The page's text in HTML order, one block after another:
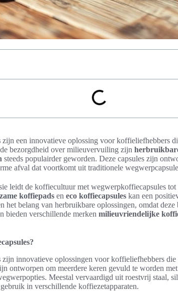
zijn een innovatieve oplossing voor koffieliefhebbers
bezorgdheid over milieuvervuiling zijn
steeds populairder geworden. Deze capsules zijn
afval dat voortkomt uit traditionele
leidt de koffiecultuur met wegwerpkoffiecapsules
koffiepads en eco koffiecapsules kan een
het belang van herbruikbare oplossingen, omdat deze
bieden verschillende merken milieuvriendelijke
zijn innovatieve oplossingen voor koffieliefhebbers
ontworpen om meerdere keren gevuld te worden
Meestal vervaardigd uit roestvrij staal,
in verschillende koffiezetapparaten.